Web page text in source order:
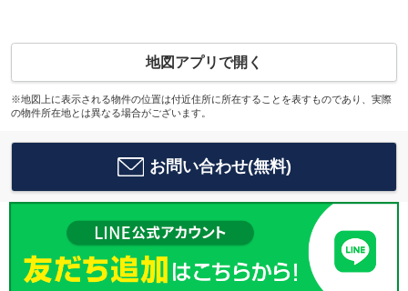
地図アプリで開く
※地図上に表示される物件の位置は付近住所に所在することを表すものであり、実際
の物件所在地とは異なる場合がございます。
お問い合わせ(無料)